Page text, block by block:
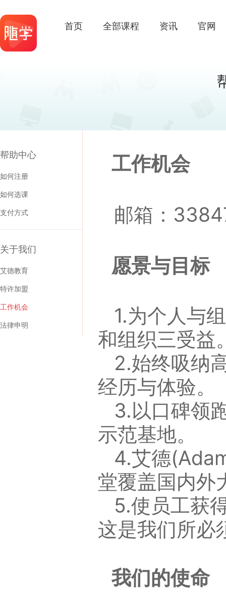
首页 全部课程 资讯 官网
帮助中心
如何注册
如何选课
支付方式
关于我们
艾德教育
特许加盟
工作机会
法律申明
工作机会
邮箱：
愿景与目标
1.为个人与
和组织三受益
2.始终吸纳
经历与体验。
3.以口碑领
示范基地。
4.艾德
堂覆盖国内外
5.使员工获
这是我们所必
我们的使命